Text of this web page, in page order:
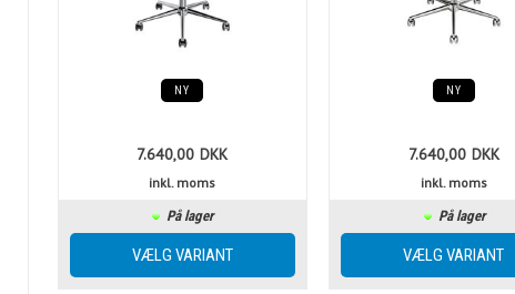
NY
7.640,00 DKK
inkl. moms
På lager
NY
7.640,00 DKK
inkl. moms
På lager